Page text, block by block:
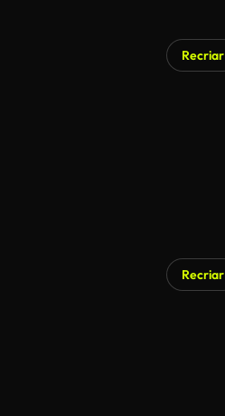
Recriar
Recriar